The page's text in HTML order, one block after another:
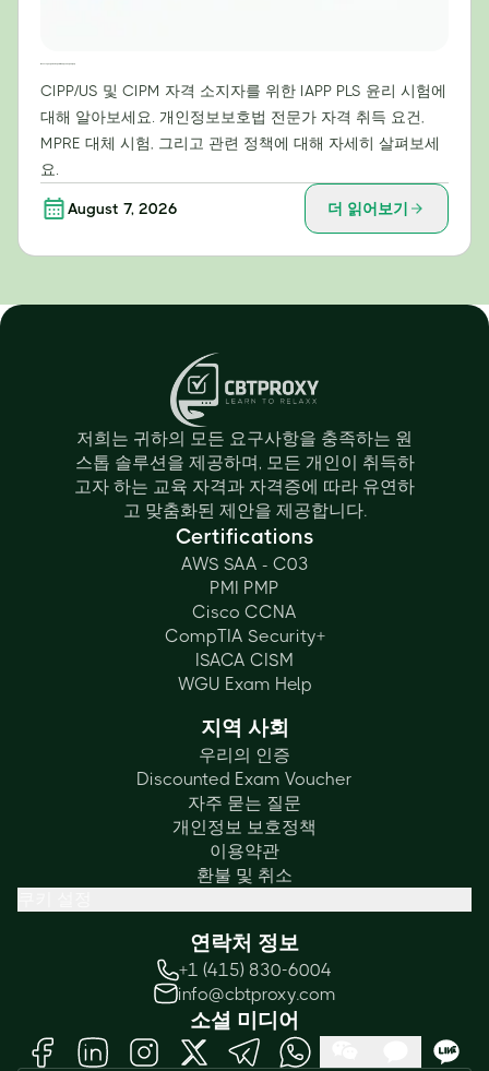
CIPP/US 및 CIPM 자격 소지자를 위한 IAPP PLS 윤리 시험에
대해 알아보세요. 개인정보보호법 전문가 자격 취득 요건,
MPRE 대체 시험, 그리고 관련 정책에 대해 자세히 살펴보세
요.
August 7, 2026 더 읽어보기
저희는 귀하의 모든 요구사항을 충족하는 원
스톱 솔루션을 제공하며, 모든 개인이 취득하
고자 하는 교육 자격과 자격증에 따라 유연하
고 맞춤화된 제안을 제공합니다.
Certifications
AWS SAA - C03
PMI PMP
Cisco CCNA
CompTIA Security+
ISACA CISM
WGU Exam Help
지역 사회
우리의 인증
Discounted Exam Voucher
자주 묻는 질문
개인정보 보호정책
이용약관
환불 및 취소
연락처 정보
+1 (415) 830-6004
info@cbtproxy.com
소셜 미디어